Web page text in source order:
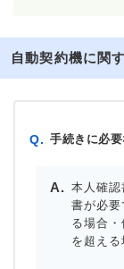
自動契約機に関
Q. 手続きに必
本人確
書が必
る場合
を超え